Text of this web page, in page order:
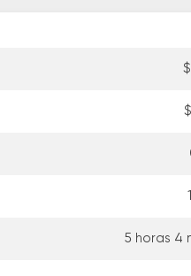
5 horas 4